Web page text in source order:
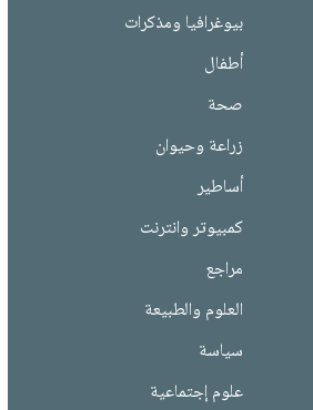
بيوغرافيا ومذكرات
أطفال
صحة
زراعة وحيوان
أساطير
كمبيوتر وانترنت
مراجع
العلوم والطبيعة
سياسة
علوم إجتماعية